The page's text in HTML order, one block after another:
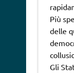
Più
delle
Gli